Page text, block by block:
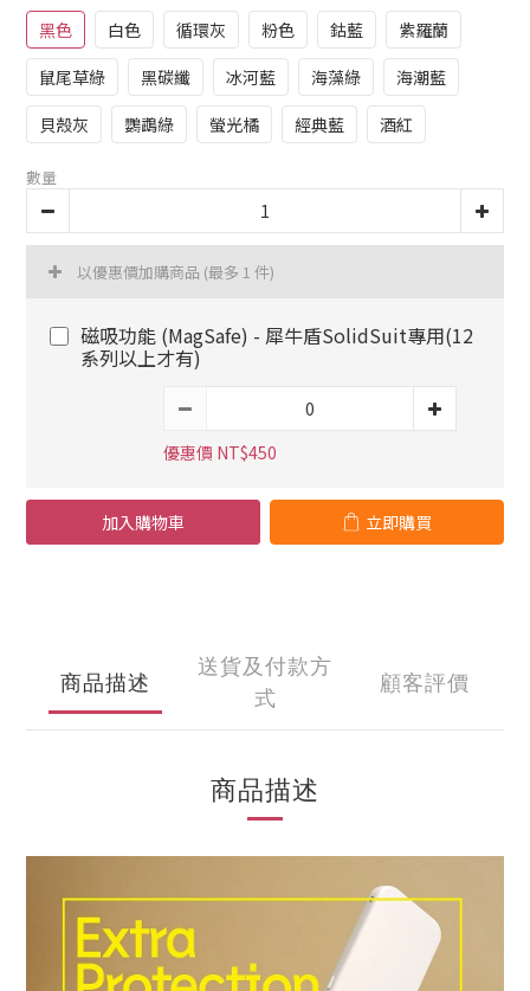
黑色 白色 循環灰 粉色 鈷藍
紫羅蘭
鼠尾草綠
黑碳纖 冰河藍 海藻綠
海潮藍
貝殼灰
鸚鵡綠 螢光橘 經典藍 酒紅
數量
以優惠價加購商品 (最多 1 件)
磁吸功能 (MagSafe) - 犀牛盾SolidSuit專用(12
系列以上才有)
優惠價 NT$450
加入購物車 立即購買
商品描述
送貨及付款方
式
顧客評價
商品描述